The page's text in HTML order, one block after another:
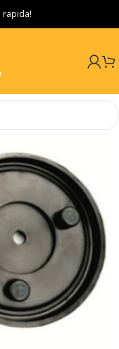
rapida!